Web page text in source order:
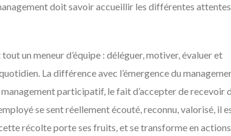
doit savoir accueillir les différentes attentes
un meneur d’équipe : déléguer, motiver, évaluer et
La différence avec l’émergence du
participatif, le fait d’accepter de recevoir
se sent réellement écouté, reconnu, valorisé, il
récolte porte ses fruits, et se transforme en actions